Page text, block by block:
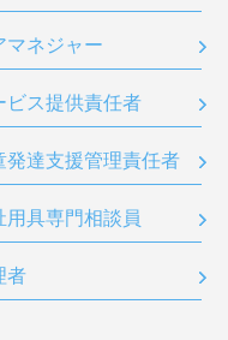
マネジャー
ビス提供責任者
発達支援管理責任者
用具専門相談員
者